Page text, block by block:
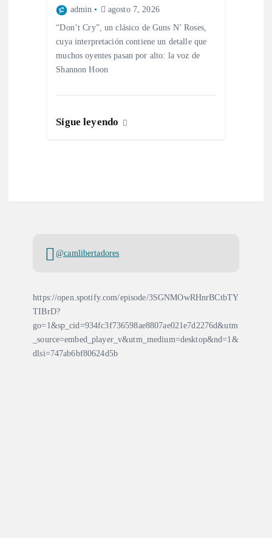
admin agosto 7, 2026
“Don’t Cry”, un clásico de Guns N’ Roses,
cuya interpretación contiene un detalle que
muchos oyentes pasan por alto: la voz de
Shannon Hoon
Sigue leyendo
@camlibertadores
https://open.spotify.com/episode/3SGNMOwRHnrBCtbTY
TIBrD?
go=1&sp_cid=934fc3f736598ae8807ae021e7d2276d&utm
_source=embed_player_v&utm_medium=desktop&nd=1&
dlsi=747ab6bf80624d5b